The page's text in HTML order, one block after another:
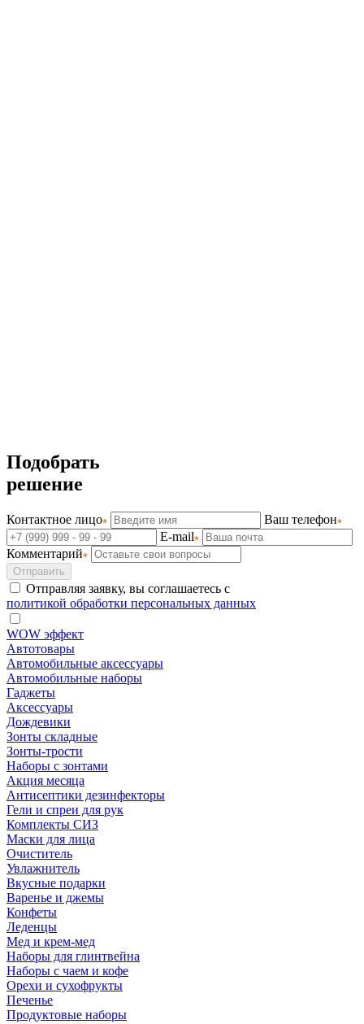
Подобрать
решение
Контактное лицо
Ваш телефон
E-mail
Комментарий
Отправить
Отправляя заявку, вы соглашаетесь с
политикой обработки персональных данных
WOW эффект
Автотовары
Автомобильные аксессуары
Автомобильные наборы
Гаджеты
Аксессуары
Дождевики
Зонты складные
Зонты-трости
Наборы с зонтами
Акция месяца
Антисептики дезинфекторы
Гели и спреи для рук
Комплекты СИЗ
Маски для лица
Очиститель
Увлажнитель
Вкусные подарки
Варенье и джемы
Конфеты
Леденцы
Мед и крем-мед
Наборы для глинтвейна
Наборы с чаем и кофе
Орехи и сухофрукты
Печенье
Продуктовые наборы